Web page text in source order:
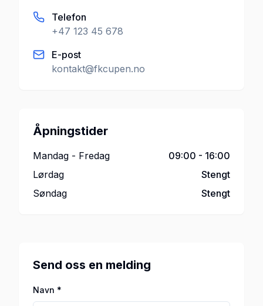
Telefon
+47 123 45 678
E-post
kontakt@fkcupen.no
Åpningstider
Mandag - Fredag
09:00 - 16:00
Lørdag
Stengt
Søndag
Stengt
Send oss en melding
Navn *